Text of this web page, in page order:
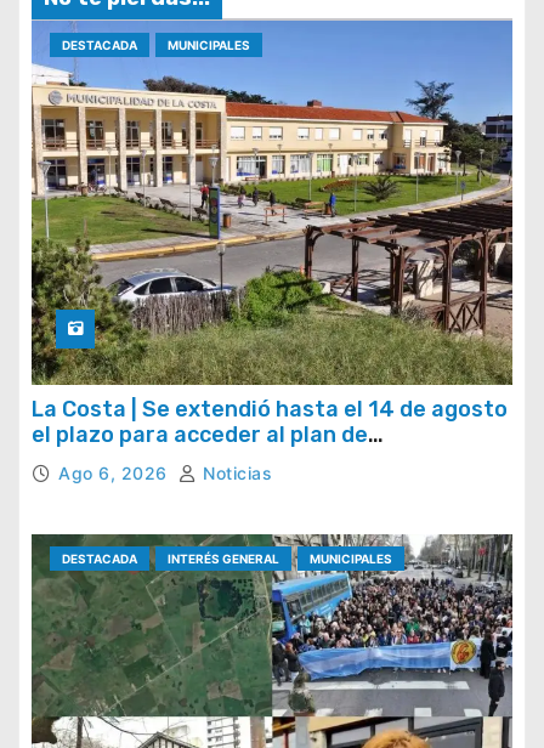
DESTACADA MUNICIPALES
La Costa | Se extendió hasta el 14 de agosto
el plazo para acceder al plan de
regularización de tasas municipales
Ago 6, 2026 Noticias
DESTACADA INTERÉS GENERAL MUNICIPALES